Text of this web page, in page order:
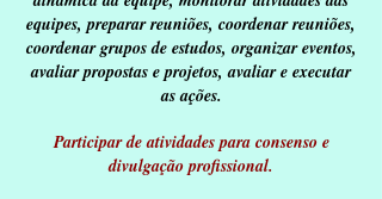
equipes, preparar reuniões, coordenar reuniões,
coordenar grupos de estudos, organizar eventos,
avaliar propostas e projetos, avaliar e executar
as ações.
Participar de atividades para consenso e
divulgação profissional.